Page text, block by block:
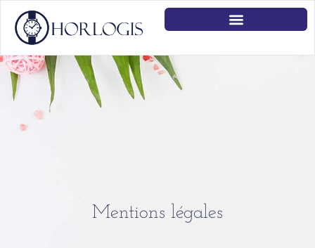
Mentions légales